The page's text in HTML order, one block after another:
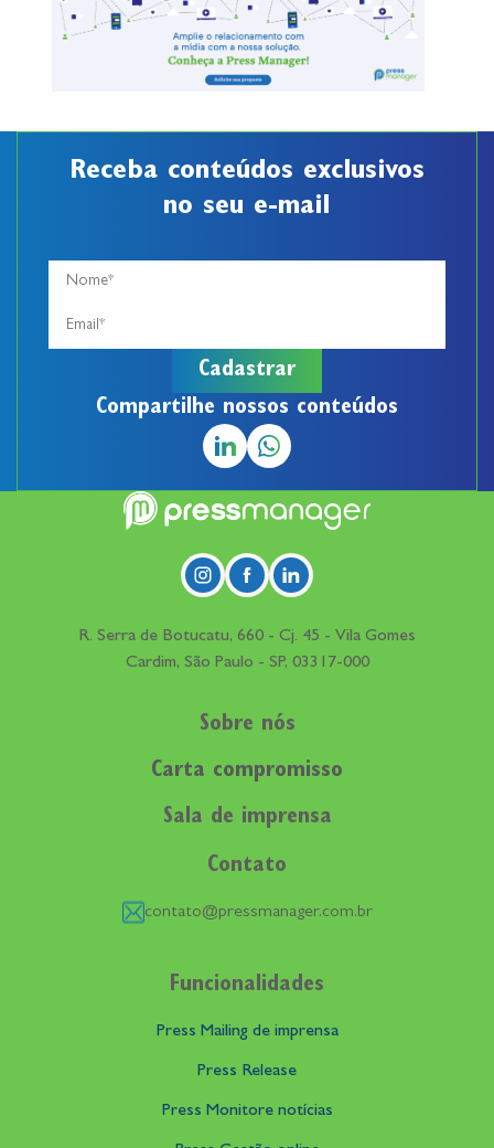
Receba conteúdos exclusivos
no seu e-mail
Compartilhe nossos conteúdos
R. Serra de Botucatu, 660 - Cj. 45 - Vila Gomes
Cardim, São Paulo - SP, 03317-000
Sobre nós
Carta compromisso
Sala de imprensa
Contato
contato@pressmanager.com.br
Funcionalidades
Press Mailing de imprensa
Press Release
Press Monitore notícias